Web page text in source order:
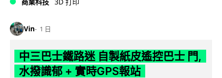
Vin 1 日
中三巴士鐵路迷 自製紙皮遙控巴士 門,
水撥識郁 + 實時GPS報站